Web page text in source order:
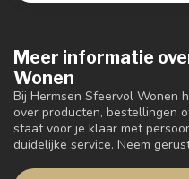
Meer informatie
Wonen
Bij Hermsen Sfeervol Wonen
over producten, bestellingen
staat voor je klaar met
duidelijke service. Neem